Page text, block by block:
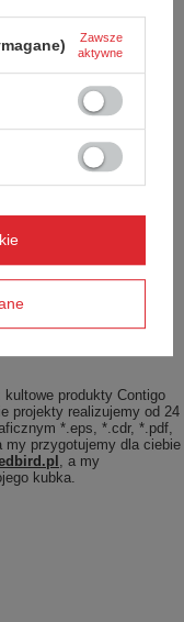
więcej zalet
butelka na
Contigo Ashland to:
przed
na kubki i
produkty Contigo
projekty realizujemy od 24
*.eps, *.cdr, *.pdf,
przygotujemy dla ciebie
, a my
kubka.
Zawsze
aktywne